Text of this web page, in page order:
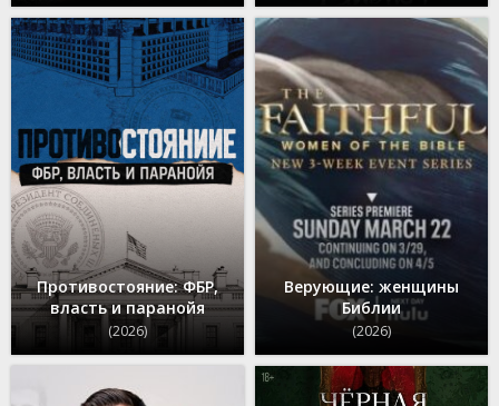
Противостояние: ФБР,
власть и паранойя
(2026)
Верующие: женщины
Библии
(2026)